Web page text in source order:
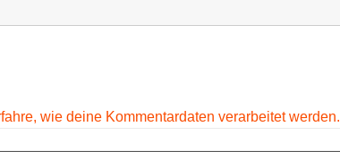
wie deine Kommentardaten verarbeitet werden.